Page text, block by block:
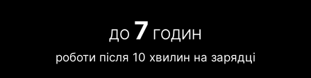
ДО 7 ГОДИН
роботи після 10 хвилин на зарядці